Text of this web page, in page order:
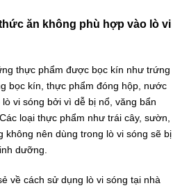
ăn không phù hợp vào lò vi
thực phẩm được bọc kín như trứng
bọc kín, thực phẩm đóng hộp, nước
vi sóng bởi vì dễ bị nổ, văng bẩn
loại thực phẩm như trái cây, sườn,
nên dùng trong lò vi sóng sẽ bị
dưỡng.
về cách sử dụng lò vi sóng tại nhà